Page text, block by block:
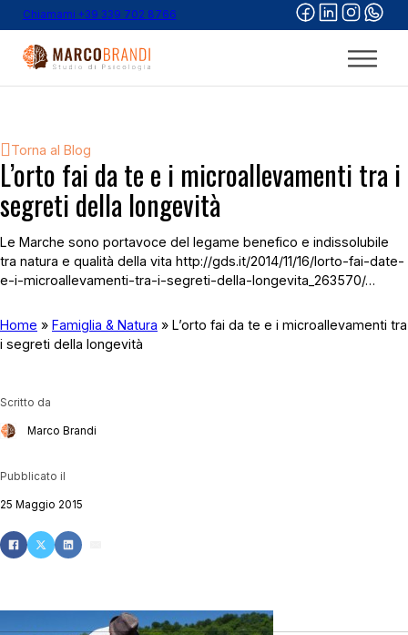
Chiamami +39 339 702 8766
L’orto fai da te e i microallevamenti tra i
segreti della longevità
Le Marche sono portavoce del legame benefico e indissolubile
tra natura e qualità della vita http://gds.it/2014/11/16/lorto-fai-date-
e-i-microallevamenti-tra-i-segreti-della-longevita_263570/…
Home » Famiglia & Natura » L’orto fai da te e i microallevamenti tra
i segreti della longevità
Scritto da
Marco Brandi
Pubblicato il
25 Maggio 2015
Torna al Blog